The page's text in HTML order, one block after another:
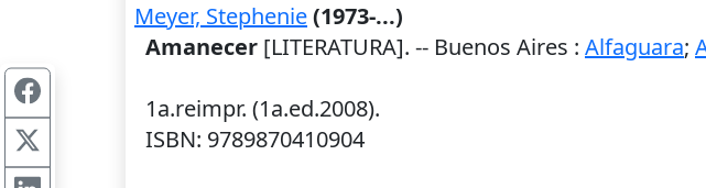
Meyer, Stephenie(1973-...)
Amanecer [LITERATURA]. -- Buenos Aires : Alfaguara;
1a.reimpr. (1a.ed.2008).
ISBN: 9789870410904